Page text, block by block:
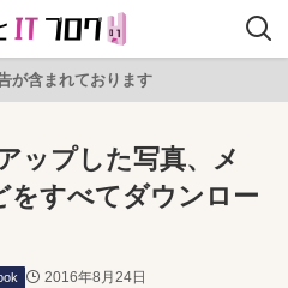
が含まれております
ップした写真、メ
をすべてダウンロー
2016年8月24日